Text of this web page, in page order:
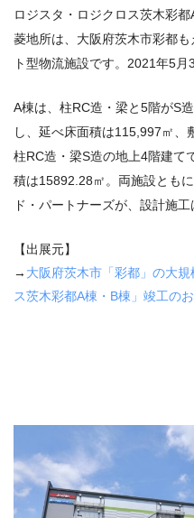
ロジスタ・ロジクロス茨木彩
菱地所は、大阪府茨木市彩都
ト型物流施設です。2021年5月
A棟は、柱RC造・梁と5階がS
し、延べ床面積は115,997㎡、
柱RC造・梁S造の地上4階建て
積は15892.28㎡。両施設とも
ド・パートナーズが、設計施
【出展元】
→ 大阪府茨木市「彩都」の大
ス茨木彩都A棟・ B棟」竣工の